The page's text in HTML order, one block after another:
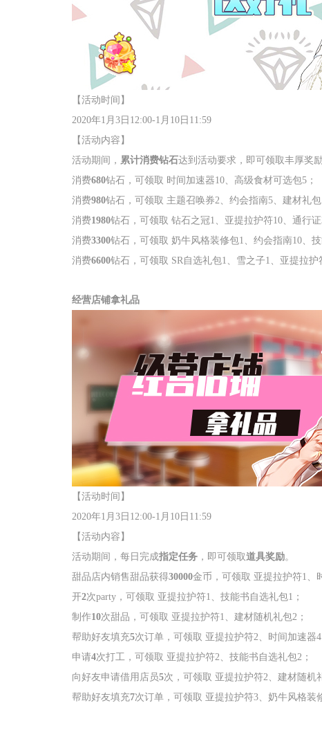
【活动时间】
2020年1 月 3 日 12:00-1 月 10 日 11:59
【活动内容】
活动期间， 累计消费钻石达到活动要求，即可领取丰厚奖励
消费680钻石，可领取 时间加速器10 、高级食材可选包5 ；
消费980钻石，可领取 主题召唤券2 、约会指南5 、建材礼包
消费1980钻石，可领取 钻石之冠1 、亚提拉护符10 、通行证
消费3300钻石，可领取 奶牛风格装修包1 、约会指南10 、
消费6600钻石，可领取 SR 自选礼包1 、雪之子1 、亚提拉护
经营店铺拿礼品
【活动时间】
2020年1 月 3 日 12:00-1 月 10 日 11:59
【活动内容】
活动期间，每日完成指定任务 ，即可领取道具奖励。
甜品店内销售甜品获得30000金币，可领取 亚提拉护符1
开2次party ，可领取 亚提拉护符1 、技能书自选礼包1
；
制作10次甜品，可领取 亚提拉护符1 、建材随机礼包2 ；
帮助好友填充5次订单，可领取 亚提拉护符2 、时间加速器4
申请4次打工，可领取 亚提拉护符2 、技能书自选礼包2 ；
向好友申请借用店员5次，可领取 亚提拉护符2 、建材随机
帮助好友填充7次订单，可领取 亚提拉护符3 、奶牛风格装